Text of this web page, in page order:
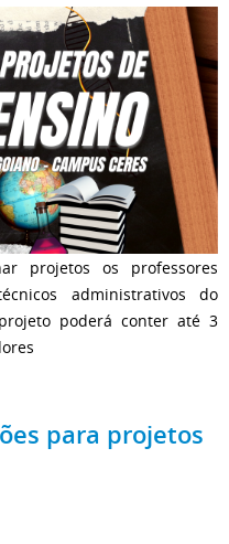
projetos os professores
administrativos do
poderá conter até 3
para projetos